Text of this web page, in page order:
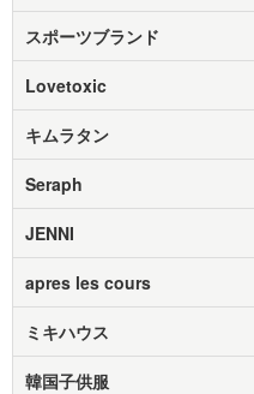
スポーツブランド
Lovetoxic
キムラタン
Seraph
JENNI
apres les cours
ミキハウス
韓国子供服